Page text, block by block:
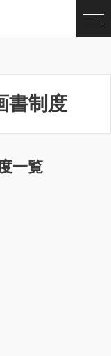
書制度
一覧